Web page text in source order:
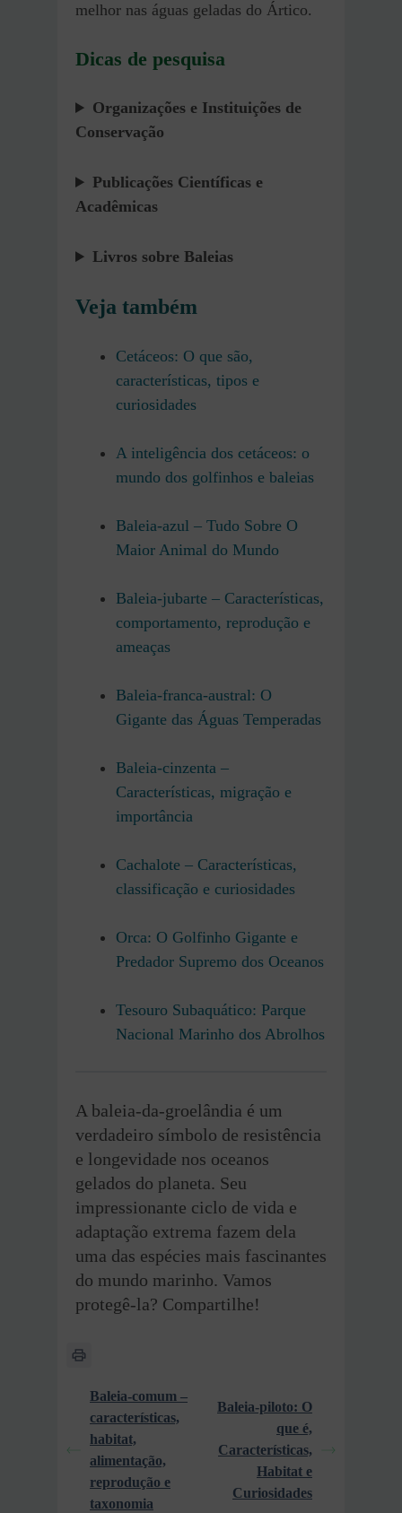
melhor nas águas geladas do Ártico.
Dicas de pesquisa
Organizações e Instituições de
Conservação
Publicações Científicas e
Acadêmicas
Livros sobre Baleias
Veja também
Cetáceos: O que são,
características, tipos e
curiosidades
A inteligência dos cetáceos: o
mundo dos golfinhos e baleias
Baleia-azul – Tudo Sobre O
Maior Animal do Mundo
Baleia-jubarte – Características,
comportamento, reprodução e
ameaças
Baleia-franca-austral: O
Gigante das Águas Temperadas
Baleia-cinzenta –
Características, migração e
importância
Cachalote – Características,
classificação e curiosidades
Orca: O Golfinho Gigante e
Predador Supremo dos Oceanos
Tesouro Subaquático: Parque
Nacional Marinho dos Abrolhos
A baleia-da-groelândia é um
verdadeiro símbolo de resistência
e longevidade nos oceanos
gelados do planeta. Seu
impressionante ciclo de vida e
adaptação extrema fazem dela
uma das espécies mais fascinantes
do mundo marinho. Vamos
protegê-la? Compartilhe!
Baleia-comum –
características,
habitat,
alimentação,
reprodução e
taxonomia
Baleia-piloto: O
que é,
Características,
Habitat e
Curiosidades